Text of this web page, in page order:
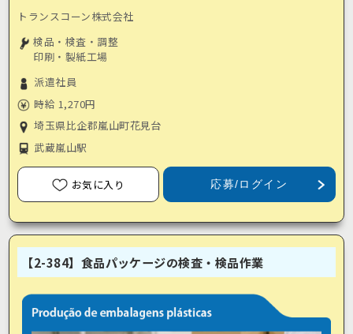
トランスコーン株式会社
検品・検査・調整
印刷・製紙工場
派遣社員
時給 1,270円
埼玉県比企郡嵐山町花見台
武蔵嵐山駅
お気に入り 応募/ログイン
【2-384】食品パッケージの検査・検品作業